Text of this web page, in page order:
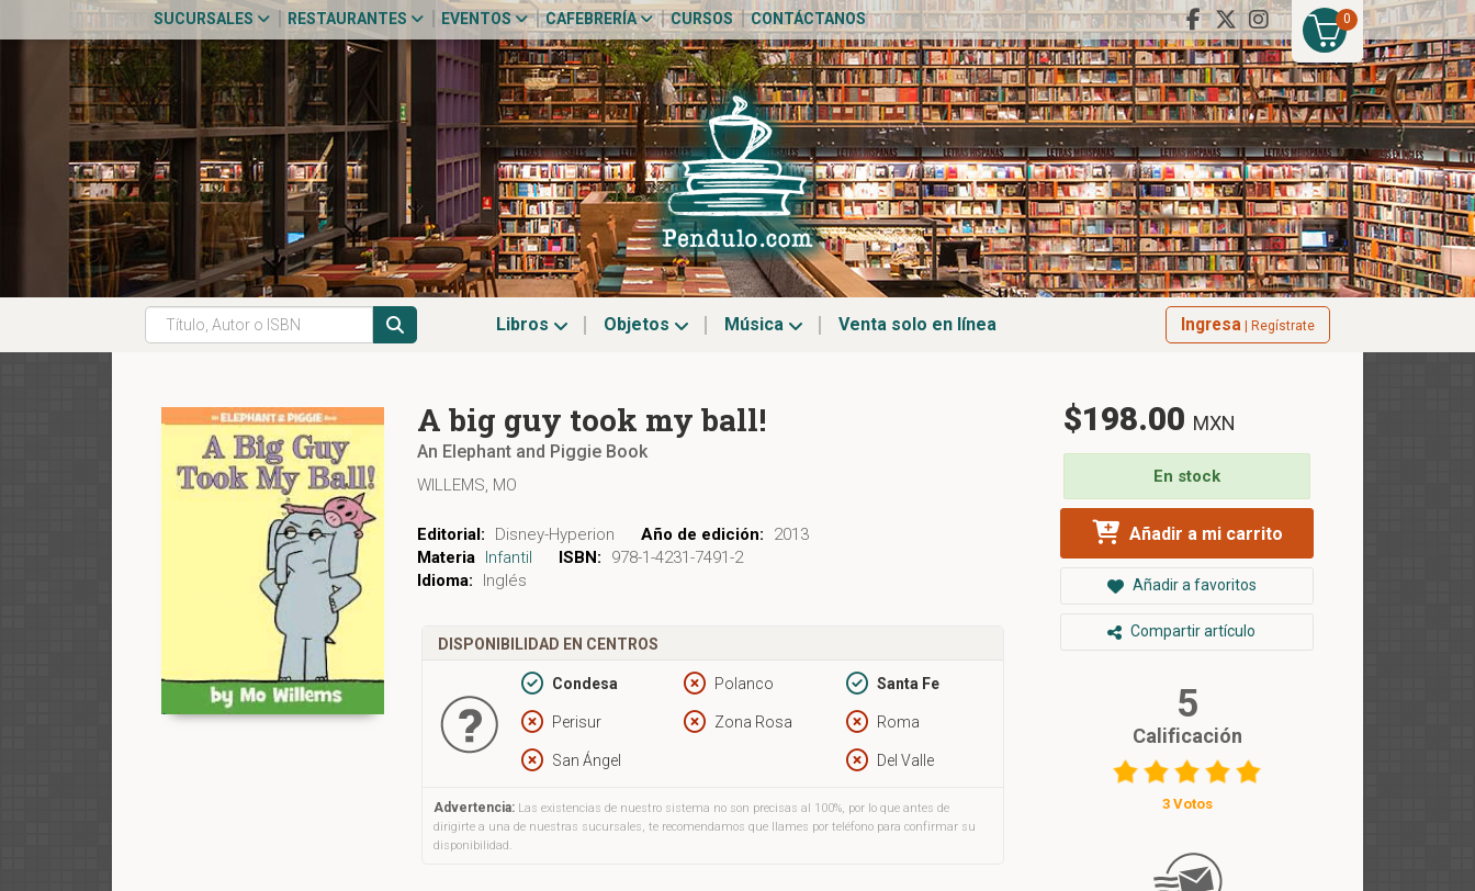
0
SUCURSALES RESTAURANTES EVENTOS CAFEBRERÍA CURSOS CONTÁCTANOS
Libros Objetos Música Venta solo en línea Ingresa | Regístrate
A big guy took my ball!
An Elephant and Piggie Book
WILLEMS, MO
Editorial: Disney-Hyperion Año de edición:
2013
Materia Infantil ISBN:
978-1-4231-7491-2
Idioma:
Inglés
DISPONIBILIDAD EN CENTROS
Condesa Polanco Santa Fe
Perisur Zona Rosa Roma
San Ángel Del Valle
Advertencia: Las existencias de nuestro sistema no son precisas al 100%, por lo que antes de
dirigirte a una de nuestras sucursales, te recomendamos que llames por teléfono para confirmar su
disponibilidad.
$198.00 MXN
En stock
Añadir a mi carrito
Añadir a favoritos
Compartir artículo
5
Calificación
3 Votos